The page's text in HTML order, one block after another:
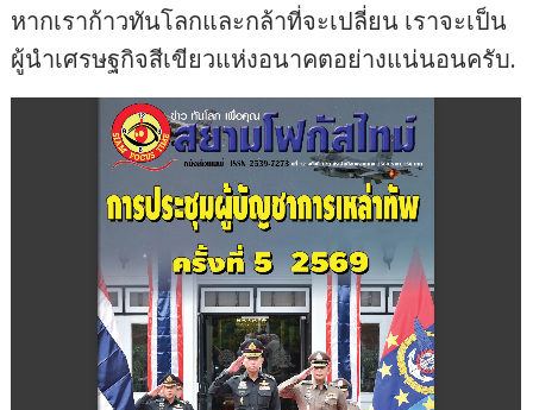
หากเราก้าวทันโลกและกล้าที่จะเปลี่ยน เราจะเป็น
ผู้นำเศรษฐกิจสีเขียวแห่งอนาคตอย่างแน่นอนครับ.